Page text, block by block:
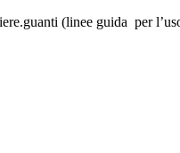
(linee guida per